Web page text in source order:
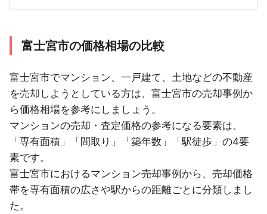
富士宮市の価格相場の比較
富士宮市でマンション、一戸建て、土地などの不動産
を売却しようとしている方は、富士宮市の売却事例か
ら価格相場を参考にしましょう。
マンションの売却・査定価格の参考になる要素は、
「専有面積」「間取り」「築年数」「駅徒歩」の4要
素です。
富士宮市におけるマンション売却事例から、売却価格
帯を専有面積の広さや駅からの距離ごとに分類しまし
た。